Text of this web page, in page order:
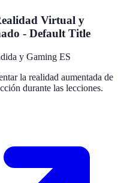
Virtual y
- Default Title
y Gaming ES
la realidad aumentada de
durante las lecciones.